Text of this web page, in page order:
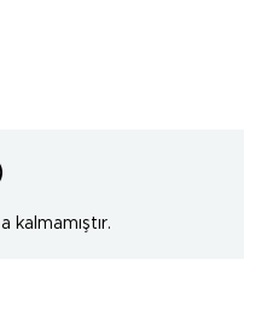
kalmamıştır.